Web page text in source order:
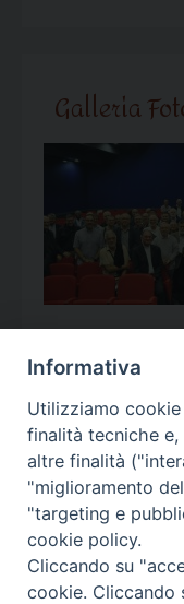
Galleria
Calendario
<<
l m
27
28
3
4
Informativa
Utilizziamo
finalità tecniche
altre finalità
"miglioramento
"targeting e
cookie policy.
Cliccando su
cookie. Cliccando